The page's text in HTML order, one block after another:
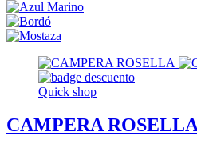
Quick shop
CAMPERA